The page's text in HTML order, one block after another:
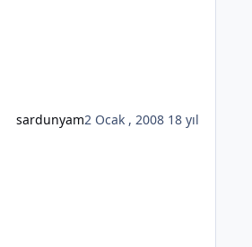
sardunyam2 Ocak , 2008 18 yıl